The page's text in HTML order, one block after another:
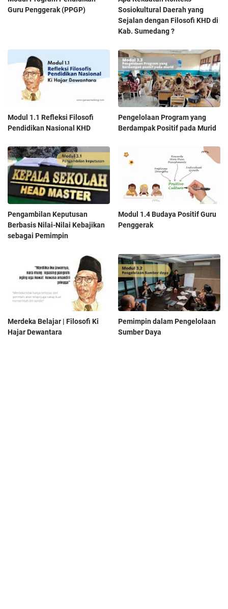
Guru Penggerak (PPGP)
Sosiokultural Daerah yang
Sejalan dengan Filosofi KHD di
Kab. Sumedang ?
Modul 1.1 Refleksi Filosofi
Pendidikan Nasional KHD
Pengelolaan Program yang
Berdampak Positif pada Murid
Pengambilan Keputusan
Berbasis Nilai-Nilai Kebajikan
sebagai Pemimpin
Modul 1.4 Budaya Positif Guru
Penggerak
Merdeka Belajar | Filosofi Ki
Hajar Dewantara
Pemimpin dalam Pengelolaan
Sumber Daya